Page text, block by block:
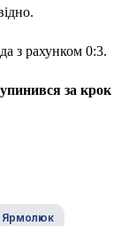
з рахунком 0:3.
за крок
Ярмолюк